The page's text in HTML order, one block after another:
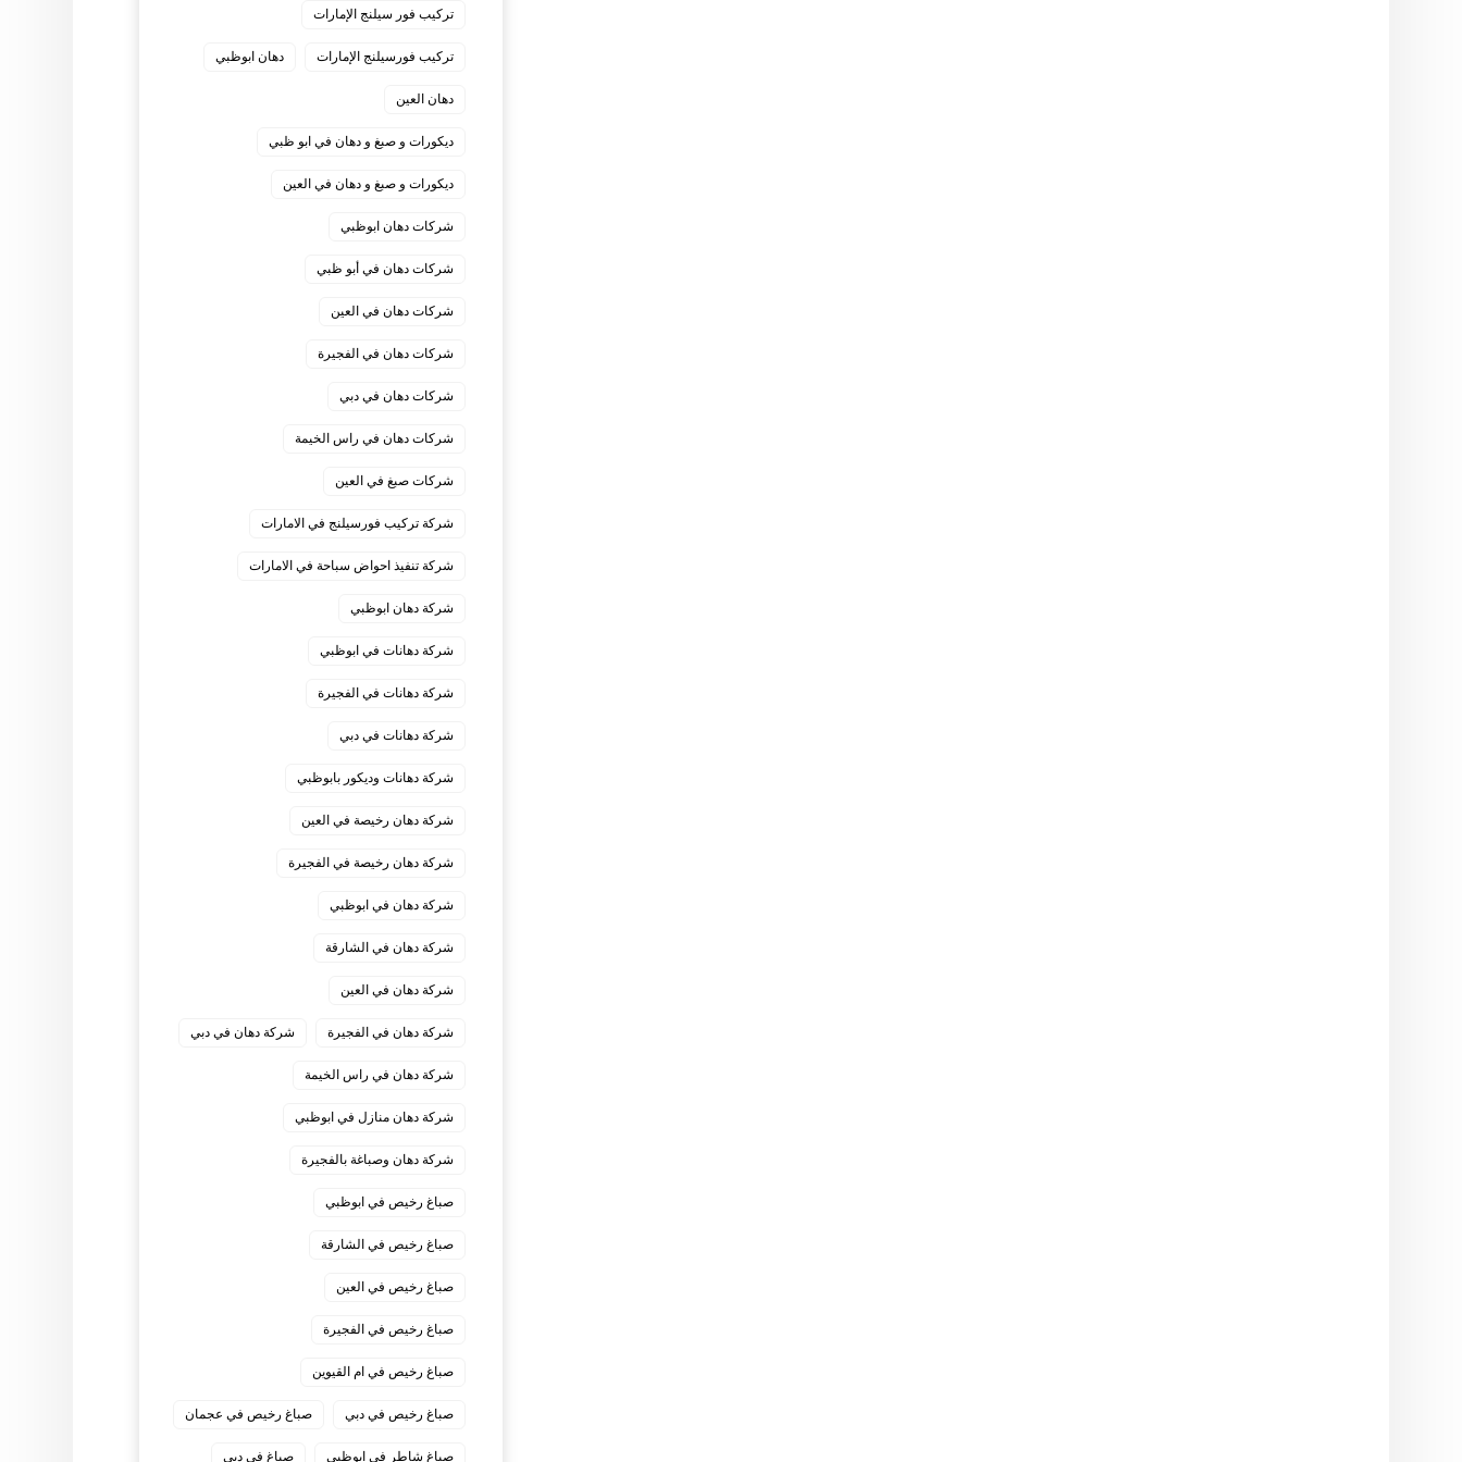
تركيب فور سيلنج الإمارات
تركيب فورسيلنج الإمارات دهان ابوظبي
دهان العين
ديكورات و صبغ و دهان في ابو ظبي
ديكورات و صبغ و دهان في العين
شركات دهان ابوظبي
شركات دهان في أبو ظبي
شركات دهان في العين
شركات دهان في الفجيرة
شركات دهان في دبي
شركات دهان في راس الخيمة
شركات صبغ في العين
شركة تركيب فورسيلنج في الامارات
شركة تنفيذ احواض سباحة في الامارات
شركة دهان ابوظبي
شركة دهانات في ابوظبي
شركة دهانات في الفجيرة
شركة دهانات في دبي
شركة دهانات وديكور بابوظبي
شركة دهان رخيصة في العين
شركة دهان رخيصة في الفجيرة
شركة دهان في ابوظبي
شركة دهان في الشارقة
شركة دهان في العين
شركة دهان في الفجيرة شركة دهان في دبي
شركة دهان في راس الخيمة
شركة دهان منازل في ابوظبي
شركة دهان وصباغة بالفجيرة
صباغ رخيص في ابوظبي
صباغ رخيص في الشارقة
صباغ رخيص في العين
صباغ رخيص في الفجيرة
صباغ رخيص في ام القيوين
صباغ رخيص في دبي صباغ رخيص في عجمان
صباغ شاطر في ابوظبي صباغ في دبي